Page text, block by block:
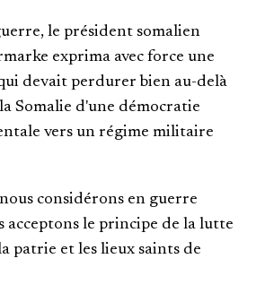
le président somalien
exprima avec force une
devait perdurer bien au-delà
Somalie d'une démocratie
vers un régime militaire
considérons en guerre
acceptons le principe de la lutte
patrie et les lieux saints de